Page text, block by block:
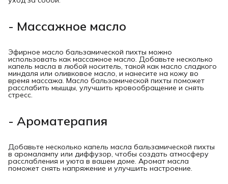
- Массажное масло
Эфирное масло бальзамической пихты можно
использовать как массажное масло. Добавьте несколько
капель масла в любой носитель, такой как масло сладкого
миндаля или оливковое масло, и нанесите на кожу во
время массажа. Масло бальзамической пихты поможет
расслабить мышцы, улучшить кровообращение и снять
стресс.
- Ароматерапия
Добавьте несколько капель масла бальзамической пихты
в аромалампу или диффузор, чтобы создать атмосферу
расслабления и уюта в вашем доме. Аромат масла
поможет снять напряжение и улучшить настроение.